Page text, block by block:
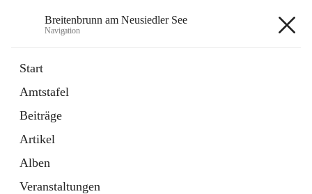
Breitenbrunn am Neusiedler See
Navigation
Start
Amtstafel
Beiträge
Artikel
Alben
Veranstaltungen
18 Schnellzugriffe
Gemeindeservice